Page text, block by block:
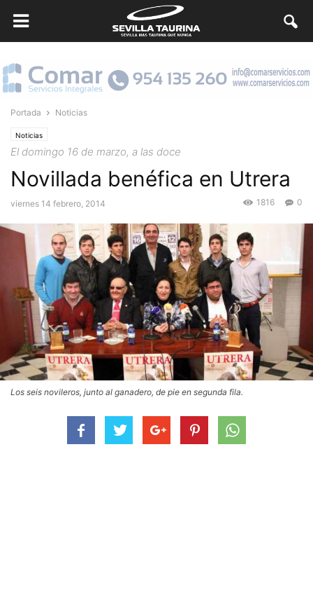
Portada Noticias
Noticias
El domingo 16 de marzo, a las doce
Novillada benéfica en Utrera
viernes 14 febrero, 2014 0
1816
Los seis novileros, junto al ganadero, de pie en segunda fila.